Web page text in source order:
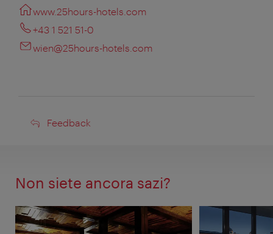
www.25hours-hotels.com
+43 1 521 51-0
wien@25hours-hotels.com
Feedback
Feedback
Non siete ancora sazi?